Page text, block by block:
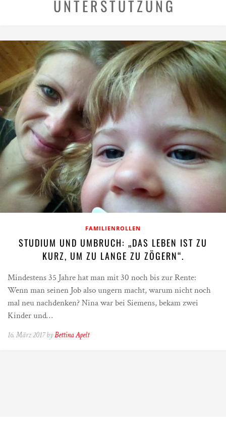
UNTERSTÜTZUNG
FAMILIENROLLEN
STUDIUM UND UMBRUCH: „DAS LEBEN IST ZU
KURZ, UM ZU LANGE ZU ZÖGERN“.
Mindestens 35 Jahre hat man mit 30 noch bis zur Rente:
Wenn man seinen Job also ungern macht, warum nicht noch
mal neu nachdenken? Nina war bei Siemens, bekam zwei
Kinder und…
16. März 2017 byBettina Apelt